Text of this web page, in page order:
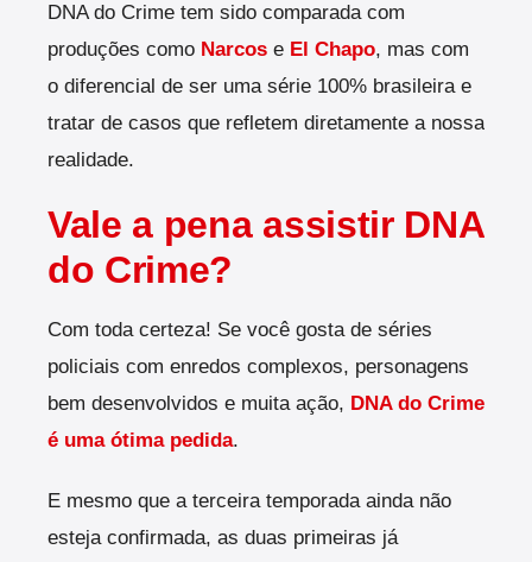
DNA do Crime tem sido comparada com
produções como Narcos e El Chapo, mas com
o diferencial de ser uma série 100% brasileira e
tratar de casos que refletem diretamente a nossa
realidade.
Vale a pena assistir DNA
do Crime?
Com toda certeza! Se você gosta de séries
policiais com enredos complexos, personagens
bem desenvolvidos e muita ação, DNA do Crime
é uma ótima pedida.
E mesmo que a terceira temporada ainda não
esteja confirmada, as duas primeiras já